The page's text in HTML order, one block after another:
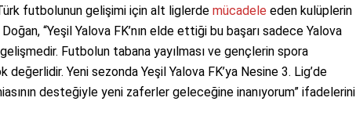
futbolunun gelişimi için alt liglerde mücadele eden kulüplerin
“Yeşil Yalova FK’nın elde ettiği bu başarı sadece Yalova
Futbolun tabana yayılması ve gençlerin spora
değerlidir. Yeni sezonda Yeşil Yalova FK’ya Nesine 3. Lig’de
desteğiyle yeni zaferler geleceğine inanıyorum” ifadelerini